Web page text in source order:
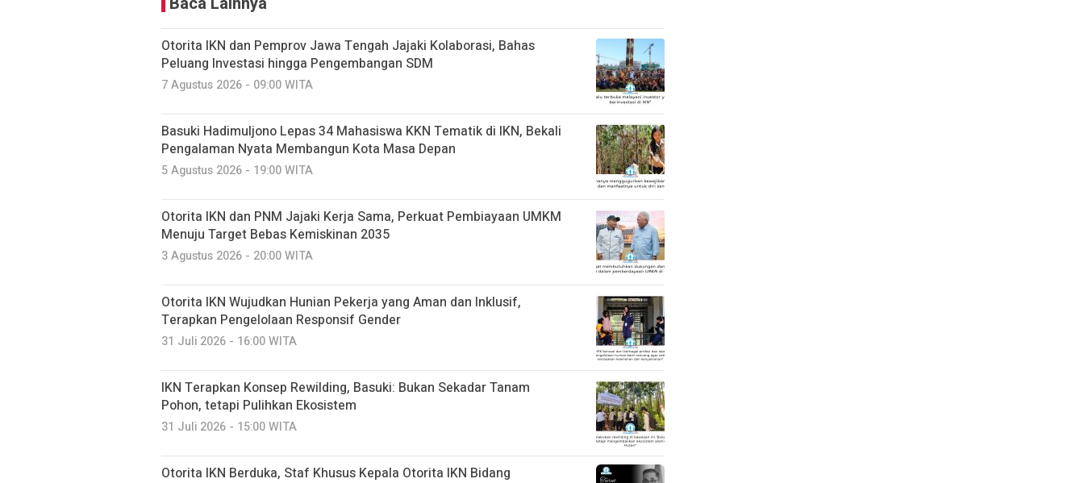
Otorita IKN dan Pemprov Jawa Tengah Jajaki Kolaborasi, Bahas
Peluang Investasi hingga Pengembangan SDM
7 Agustus 2026 - 09:00 WITA
Basuki Hadimuljono Lepas 34 Mahasiswa KKN Tematik di IKN, Bekali
Pengalaman Nyata Membangun Kota Masa Depan
5 Agustus 2026 - 19:00 WITA
Otorita IKN dan PNM Jajaki Kerja Sama, Perkuat Pembiayaan UMKM
Menuju Target Bebas Kemiskinan 2035
3 Agustus 2026 - 20:00 WITA
Otorita IKN Wujudkan Hunian Pekerja yang Aman dan Inklusif,
Terapkan Pengelolaan Responsif Gender
31 Juli 2026 - 16:00 WITA
IKN Terapkan Konsep Rewilding, Basuki: Bukan Sekadar Tanam
Pohon, tetapi Pulihkan Ekosistem
31 Juli 2026 - 15:00 WITA
Otorita IKN Berduka, Staf Khusus Kepala Otorita IKN Bidang